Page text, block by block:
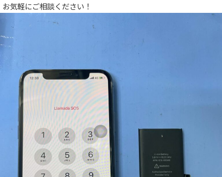
お気軽にご相談ください！